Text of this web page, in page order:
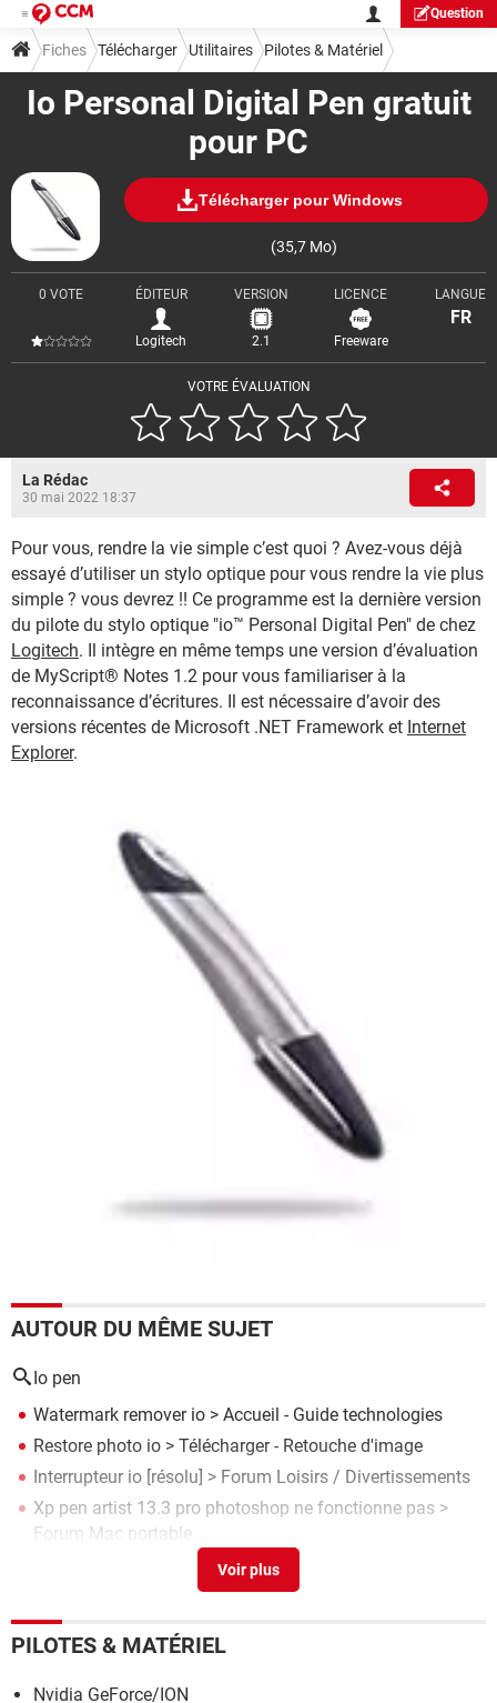
Question
Io Personal Digital Pen gratuit
pour PC
Télécharger pour Windows
(35,7 Mo)
VOTRE ÉVALUATION
0 VOTE ÉDITEUR
Logitech
VERSION
2.1
LICENCE
Freeware
LANGUE
FR
Fiches Télécharger Utilitaires Pilotes & Matériel
La Rédac
30 mai 2022 18:37
Pour vous, rendre la vie simple c’est quoi ? Avez-vous déjà
essayé d’utiliser un stylo optique pour vous rendre la vie plus
simple ? vous devrez !! Ce programme est la dernière version
du pilote du stylo optique "io™ Personal Digital Pen" de chez
Logitech. Il intègre en même temps une version d’évaluation
de MyScript® Notes 1.2 pour vous familiariser à la
reconnaissance d’écritures. Il est nécessaire d’avoir des
versions récentes de Microsoft .NET Framework et Internet
Explorer.
AUTOUR DU MÊME SUJET
Io pen
Watermark remover io > Accueil - Guide technologies
Restore photo io > Télécharger - Retouche d'image
Interrupteur io [résolu] > Forum Loisirs / Divertissements
Xp pen artist 13.3 pro photoshop ne fonctionne pas >
Forum Mac portable
Forum Matériel & Système
PILOTES & MATÉRIEL
Nvidia GeForce/ION